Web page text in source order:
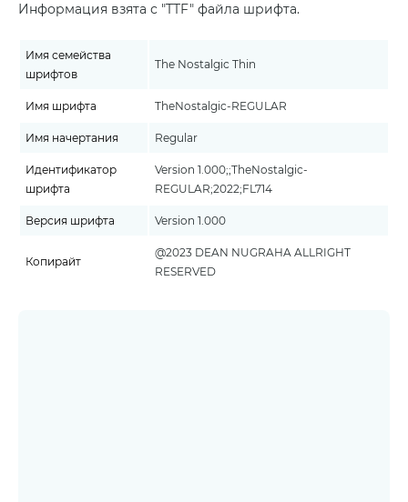
Информация взята с "TTF" файла шрифта.
Имя семейства
шрифтов
The Nostalgic Thin
Имя шрифта TheNostalgic-REGULAR
Имя начертания Regular
Идентификатор
шрифта
Version 1.000;;TheNostalgic-
REGULAR;2022;FL714
Версия шрифта Version 1.000
Копирайт
@2023 DEAN NUGRAHA ALLRIGHT
RESERVED